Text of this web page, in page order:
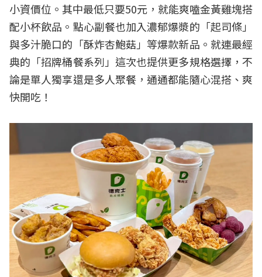
小資價位。其中最低只要50元，就能爽嗑金黃雞塊搭
配小杯飲品。點心副餐也加入濃郁爆漿的「起司條」
與多汁脆口的「酥炸杏鮑菇」等爆款新品。就連最經
典的「招牌桶餐系列」這次也提供更多規格選擇，不
論是單人獨享還是多人聚餐，通通都能隨心混搭、爽
快開吃！